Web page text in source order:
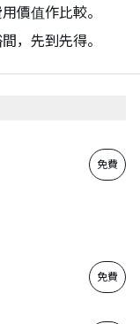
08:00 - 22:30
價值作比較。
，先到先得。
免費
免費